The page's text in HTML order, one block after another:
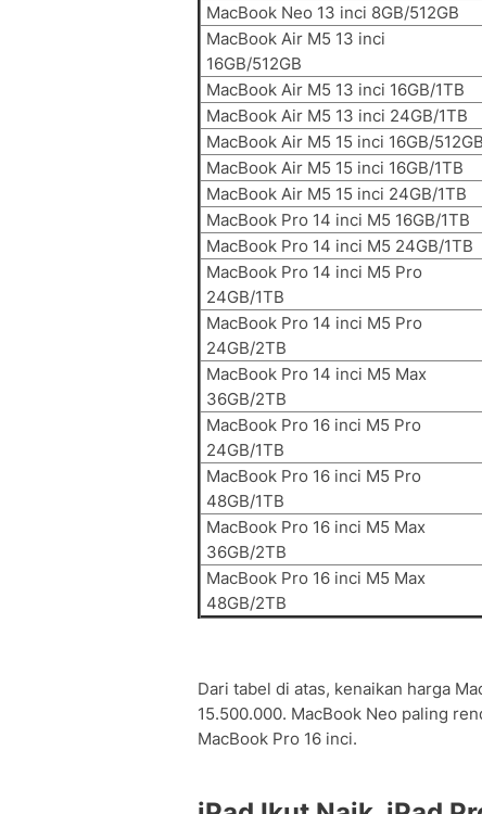
MacBook Neo 13 inci 8GB/512GB
MacBook Air M5 13 inci
16GB/512GB
MacBook Air M5 13 inci 16GB/1TB
MacBook Air M5 13 inci 24GB/1TB
MacBook Air M5 15 inci 16GB/512GB
MacBook Air M5 15 inci 16GB/1TB
MacBook Air M5 15 inci 24GB/1TB
MacBook Pro 14 inci M5 16GB/1TB
MacBook Pro 14 inci M5 24GB/1TB
MacBook Pro 14 inci M5 Pro
24GB/1TB
MacBook Pro 14 inci M5 Pro
24GB/2TB
MacBook Pro 14 inci M5 Max
36GB/2TB
MacBook Pro 16 inci M5 Pro
24GB/1TB
MacBook Pro 16 inci M5 Pro
48GB/1TB
MacBook Pro 16 inci M5 Max
36GB/2TB
MacBook Pro 16 inci M5 Max
48GB/2TB
Dari tabel di atas, kenaikan harga
15.500.000. MacBook Neo paling
MacBook Pro 16 inci.